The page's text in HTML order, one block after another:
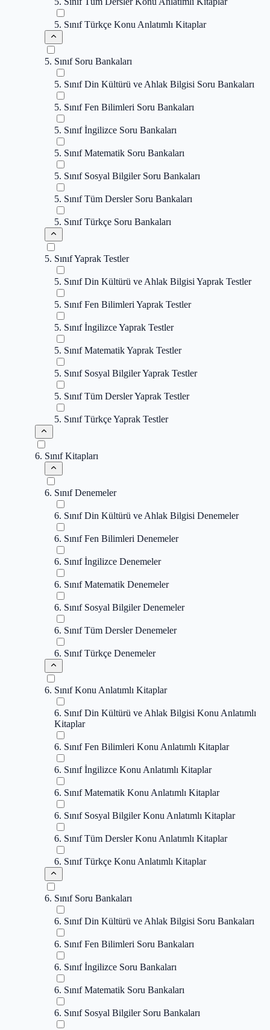
5. Sınıf Türkçe Konu Anlatımlı Kitaplar
5. Sınıf Soru Bankaları
5. Sınıf Din Kültürü ve Ahlak Bilgisi Soru Bankaları
5. Sınıf Fen Bilimleri Soru Bankaları
5. Sınıf İngilizce Soru Bankaları
5. Sınıf Matematik Soru Bankaları
5. Sınıf Sosyal Bilgiler Soru Bankaları
5. Sınıf Tüm Dersler Soru Bankaları
5. Sınıf Türkçe Soru Bankaları
5. Sınıf Yaprak Testler
5. Sınıf Din Kültürü ve Ahlak Bilgisi Yaprak Testler
5. Sınıf Fen Bilimleri Yaprak Testler
5. Sınıf İngilizce Yaprak Testler
5. Sınıf Matematik Yaprak Testler
5. Sınıf Sosyal Bilgiler Yaprak Testler
5. Sınıf Tüm Dersler Yaprak Testler
5. Sınıf Türkçe Yaprak Testler
6. Sınıf Kitapları
6. Sınıf Denemeler
6. Sınıf Din Kültürü ve Ahlak Bilgisi Denemeler
6. Sınıf Fen Bilimleri Denemeler
6. Sınıf İngilizce Denemeler
6. Sınıf Matematik Denemeler
6. Sınıf Sosyal Bilgiler Denemeler
6. Sınıf Tüm Dersler Denemeler
6. Sınıf Türkçe Denemeler
6. Sınıf Konu Anlatımlı Kitaplar
6. Sınıf Din Kültürü ve Ahlak Bilgisi Konu Anlatımlı
Kitaplar
6. Sınıf Fen Bilimleri Konu Anlatımlı Kitaplar
6. Sınıf İngilizce Konu Anlatımlı Kitaplar
6. Sınıf Matematik Konu Anlatımlı Kitaplar
6. Sınıf Sosyal Bilgiler Konu Anlatımlı Kitaplar
6. Sınıf Tüm Dersler Konu Anlatımlı Kitaplar
6. Sınıf Türkçe Konu Anlatımlı Kitaplar
6. Sınıf Soru Bankaları
6. Sınıf Din Kültürü ve Ahlak Bilgisi Soru Bankaları
6. Sınıf Fen Bilimleri Soru Bankaları
6. Sınıf İngilizce Soru Bankaları
6. Sınıf Matematik Soru Bankaları
6. Sınıf Sosyal Bilgiler Soru Bankaları